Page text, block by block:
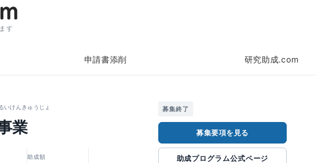
す
申請書添削 研究助成.com
いけんきゅうじょ
業
助成額
募集終了
募集要項を見る
助成プログラム公式ページ